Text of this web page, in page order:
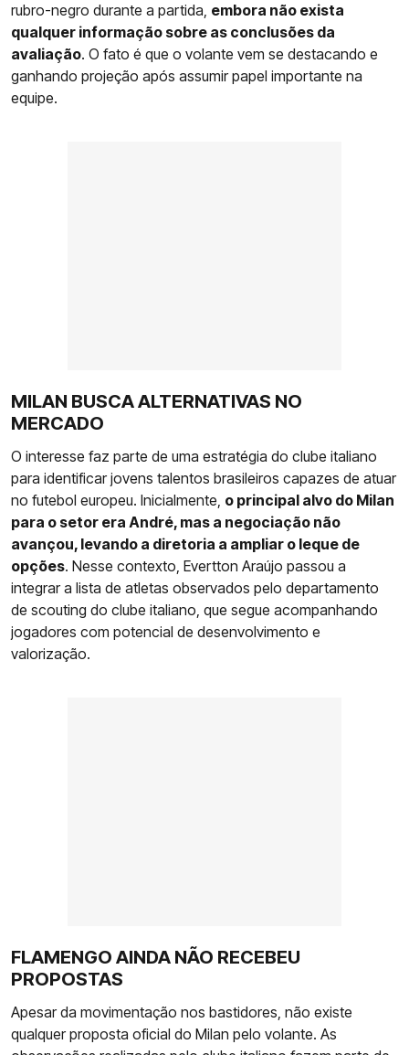
rubro-negro durante a partida, embora não exista
qualquer informação sobre as conclusões da
avaliação. O fato é que o volante vem se destacando e
ganhando projeção após assumir papel importante na
equipe.
MILAN BUSCA ALTERNATIVAS NO
MERCADO
O interesse faz parte de uma estratégia do clube italiano
para identificar jovens talentos brasileiros capazes de atuar
no futebol europeu. Inicialmente, o principal alvo do Milan
para o setor era André, mas a negociação não
avançou, levando a diretoria a ampliar o leque de
opções. Nesse contexto, Evertton Araújo passou a
integrar a lista de atletas observados pelo departamento
de scouting do clube italiano, que segue acompanhando
jogadores com potencial de desenvolvimento e
valorização.
FLAMENGO AINDA NÃO RECEBEU
PROPOSTAS
Apesar da movimentação nos bastidores, não existe
qualquer proposta oficial do Milan pelo volante. As